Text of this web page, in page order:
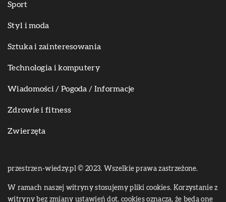
Sport
Styl i moda
Sztuka i zainteresowania
Technologia i komputery
Wiadomości / Pogoda / Informacje
Zdrowie i fitness
Zwierzęta
przestrzen-wiedzy.pl © 2023. Wszelkie prawa zastrzeżone.
W ramach naszej witryny stosujemy pliki cookies. Korzystanie z
witryny bez zmiany ustawień dot. cookies oznacza, że będą one